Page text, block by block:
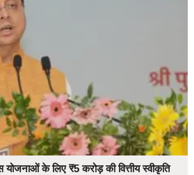
योजनाओं के लिए ₹5 करोड़ की वित्तीय स्वीकृति